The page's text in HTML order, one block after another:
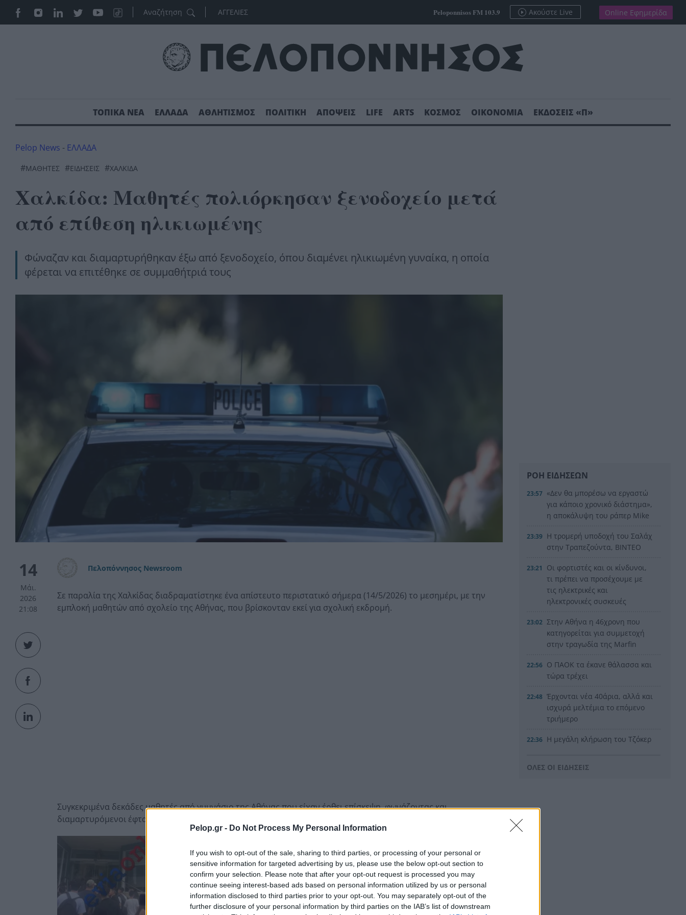
Pelop.gr - Do Not Process My Personal Information
If you wish to opt-out of the sale, sharing to third parties, or processing of your personal or
sensitive information for targeted advertising by us, please use the below opt-out section to
confirm your selection. Please note that after your opt-out request is processed you may
continue seeing interest-based ads based on personal information utilized by us or personal
information disclosed to third parties prior to your opt-out. You may separately opt-out of the
further disclosure of your personal information by third parties on the IAB’s list of downstream
ΑΓΓΕΛΙΕΣ Peloponnisos FM 103.9 Ακούστε Live Online Εφημερίδα
ΤΟΠΙΚΑ ΝΕΑ ΕΛΛΑΔΑ ΑΘΛΗΤΙΣΜΟΣ ΠΟΛΙΤΙΚΗ ΑΠΟΨΕΙΣ LIFE ARTS ΚΟΣΜΟΣ ΟΙΚΟΝΟΜΙΑ ΕΚΔΟΣΕΙΣ «Π»
Pelop News - ΕΛΛΑΔΑ
#ΜΑΘΗΤΈΣ #ΕΙΔΗΣΕΙΣ #ΧΑΛΚΙΔΑ
Χαλκίδα: Μαθητές πολιόρκησαν ξενοδοχείο μετά
από επίθεση ηλικιωμένης
Φώναζαν και διαμαρτυρήθηκαν έξω από ξενοδοχείο, όπου διαμένει ηλικιωμένη γυναίκα, η οποία
φέρεται να επιτέθηκε σε συμμαθήτριά τους
14
Μάι.
2026
21:08
Πελοπόννησος Newsroom
Σε παραλία της Χαλκίδας διαδραματίστηκε ένα απίστευτο περιστατικό σήμερα (14/5/2026) το μεσημέρι, με την
εμπλοκή μαθητών από σχολείο της Αθήνας, που βρίσκονταν εκεί για σχολική εκδρομή.
Συγκεκριμένα δεκάδες μαθητές από γυμνάσιο της Αθήνας που είχαν έρθει επίσκεψη, φωνάζοντας και
διαμαρτυρόμενοι έφτασαν έξω από ξενοδοχείο, όπου διαμένει ηλικιωμένη γυναίκα.
ΡΟΗ ΕΙΔΗΣΕΩΝ
23:57 «Δεν θα μπορέσω να εργαστώ
για κάποιο χρονικό διάστημα»,
η αποκάλυψη του ράπερ Mike
23:39 Η τρομερή υποδοχή του Σαλάχ
στην Τραπεζούντα, ΒΙΝΤΕΟ
23:21
Οι φορτιστές και οι κίνδυνοι,
τι πρέπει να προσέχουμε με
τις ηλεκτρικές και
ηλεκτρονικές συσκευές
23:02 Στην Αθήνα η 46χρονη που
κατηγορείται για συμμετοχή
στην τραγωδία της Marfin
22:56 Ο ΠΑΟΚ τα έκανε θάλασσα και
τώρα τρέχει
22:48 Έρχονται νέα 40άρια, αλλά και
ισχυρά μελτέμια το επόμενο
τριήμερο
22:36 Η μεγάλη κλήρωση του Τζόκερ
πρωτότυπα και Νικολάου,
ΟΛΕΣ ΟΙ ΕΙΔΗΣΕΙΣ